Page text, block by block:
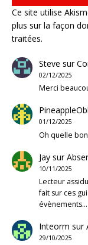
Ce site utilise
plus sur la façon
traitées.
Steve sur
02/12/2025
Merci
01/12/2025
Oh quelle
Jaysur
10/11/2025
Lecteur
fait sur ces
évènements.…
Inteorm sur
29/10/2025